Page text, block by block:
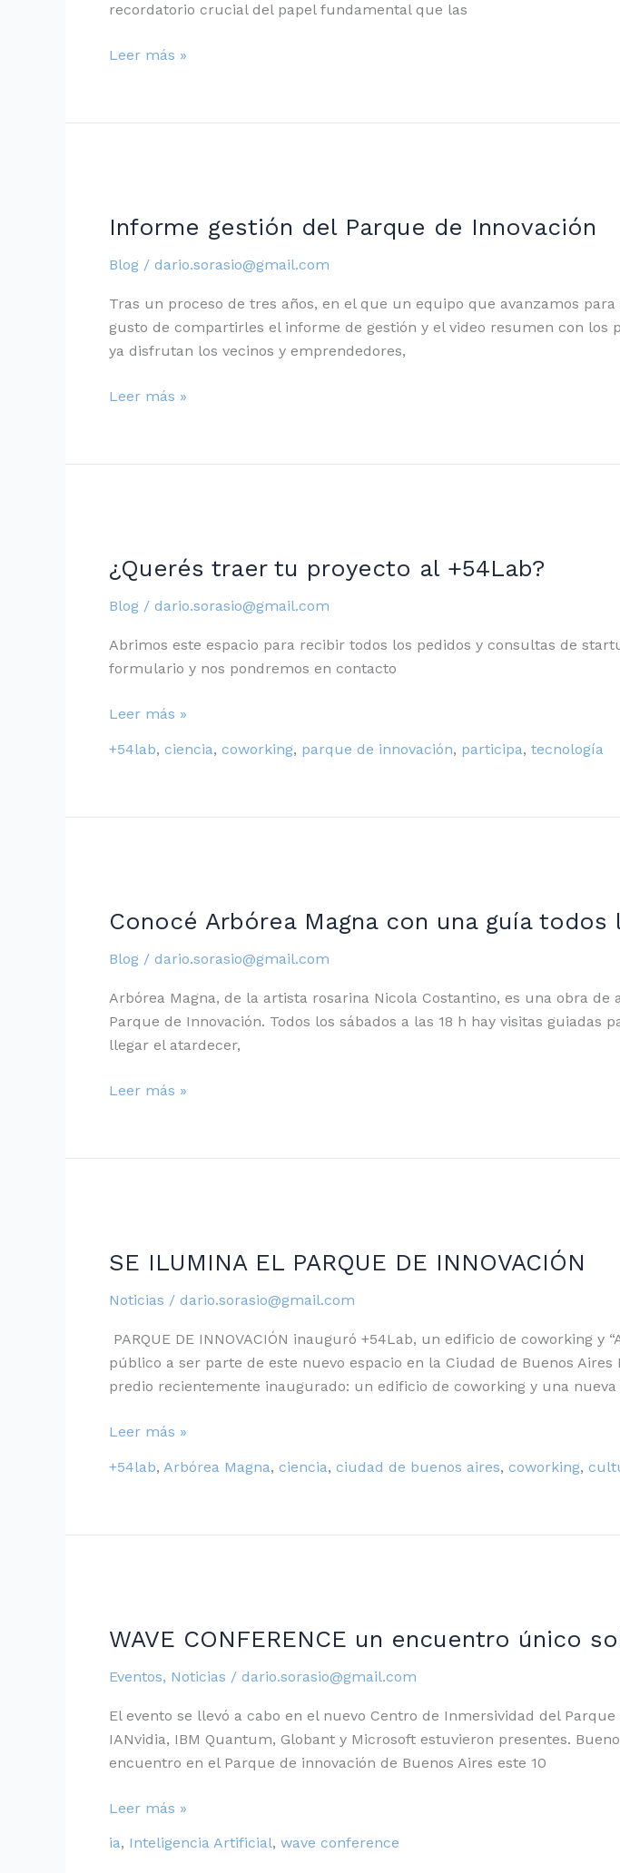
recordatorio crucial del papel fundamental que las
Ciencia
+54Lab
Leer más »
Informe gestión del Parque de Innovación
Blog / dario.sorasio@gmail.com
Tras un proceso de tres años, en el que un equipo que avanzamos
gusto de compartirles el informe de gestión y el video resumen con los
ya disfrutan los vecinos y emprendedores,
del
de
Innovación
Leer más »
¿Querés traer tu proyecto al +54Lab?
Blog / dario.sorasio@gmail.com
Abrimos este espacio para recibir todos los pedidos y consultas de
formulario y nos pondremos en contacto
tu
al
+54Lab?
Leer más »
+54lab, ciencia, coworking, parque de innovación, participa, tecnología
Conocé Arbórea Magna con una guía
Blog / dario.sorasio@gmail.com
Arbórea Magna, de la artista rosarina Nicola Costantino, es una obra
Parque de Innovación. Todos los sábados a las 18 h hay visitas
llegar el atardecer,
Magna
una
guía
los
de
las
Leer más »
SE ILUMINA EL PARQUE DE INNOVACIÓN
Noticias / dario.sorasio@gmail.com
PARQUE DE INNOVACIÓN inauguró +54Lab, un edificio de coworking
público a ser parte de este nuevo espacio en la Ciudad de Buenos
predio recientemente inaugurado: un edificio de coworking y una
EL
DE
Leer más »
+54lab, Arbórea Magna, ciencia, ciudad de buenos aires, coworking,
WAVE CONFERENCE un encuentro único
Eventos, Noticias / dario.sorasio@gmail.com
El evento se llevó a cabo en el nuevo Centro de Inmersividad del
IANvidia, IBM Quantum, Globant y Microsoft estuvieron presentes.
encuentro en el Parque de innovación de Buenos Aires este 10
un
único
sobre
Inteligencia
Leer más »
ia, Inteligencia Artificial, wave conference